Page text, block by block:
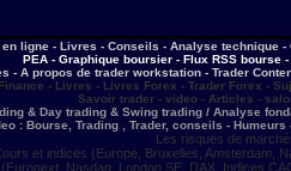
ligne - Livres - Conseils - Analyse technique
PEA - Graphique boursier - Flux RSS bourse
- A propos de trader workstation - Trader
Finance - Livres - Livres Forex - Trader Forex -
Savoir trader - video - Articles -
& Day trading & Swing trading / Analyse
: Bourse, Trading , Trader, conseils -
Les risques de
et indices (Europe, Bruxelles, Amsterdam,
Nasdaq, London SE, DAX, Indices